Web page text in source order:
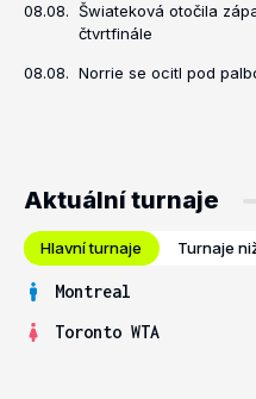
08.08. Šwiateková otočila
čtvrtfinále
08.08. Norrie se ocitl pod
Aktuální turnaje
Hlavní turnaje Turnaje
Montreal
Toronto WTA